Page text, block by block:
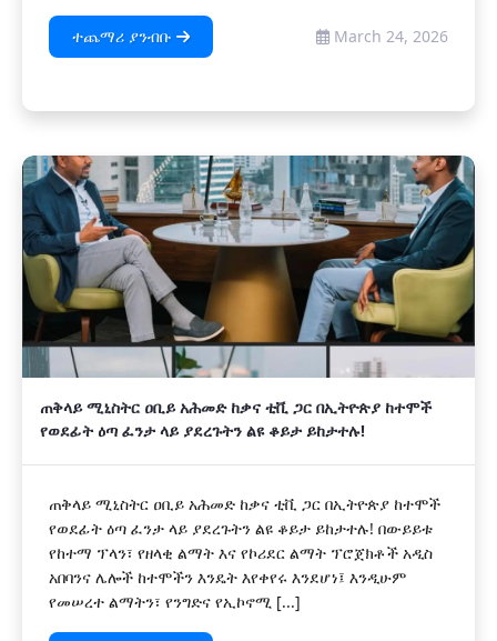
ተጨማሪ ያንብቡ March 24, 2026
ጠቅላይ ሚኒስትር ዐቢይ አሕመድ ከቃና ቲቪ ጋር በኢትዮጵያ ከተሞች
የወደፊት ዕጣ ፈንታ ላይ ያደረጉትን ልዩ ቆይታ ይከታተሉ!
ጠቅላይ ሚኒስትር ዐቢይ አሕመድ ከቃና ቲቪ ጋር በኢትዮጵያ ከተሞች
የወደፊት ዕጣ ፈንታ ላይ ያደረጉትን ልዩ ቆይታ ይከታተሉ! በውይይቱ
የከተማ ፕላን፣ የዘላቂ ልማት እና የኮሪደር ልማት ፕሮጀክቶች አዲስ
አበባንና ሌሎች ከተሞችን እንዴት እየቀየሩ እንደሆነ፤ እንዲሁም
የመሠረተ ልማትን፣ የንግድና የኢኮኖሚ [...]